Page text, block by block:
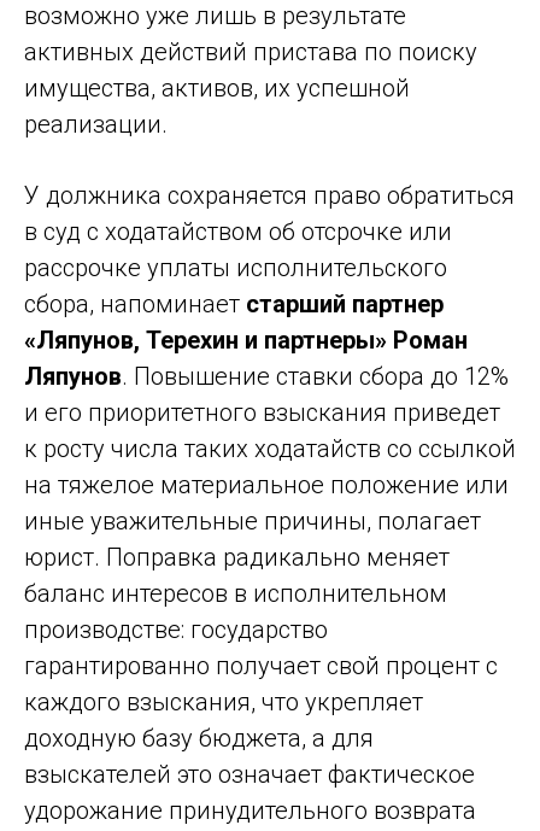
возможно уже лишь в результате
активных действий пристава по поиску
имущества, активов, их успешной
реализации.
У должника сохраняется право обратиться
в суд с ходатайством об отсрочке или
рассрочке уплаты исполнительского
сбора, напоминает старший партнер
«Ляпунов, Терехин и партнеры» Роман
Ляпунов. Повышение ставки сбора до 12%
и его приоритетного взыскания приведет
к росту числа таких ходатайств со ссылкой
на тяжелое материальное положение или
иные уважительные причины, полагает
юрист. Поправка радикально меняет
баланс интересов в исполнительном
производстве: государство
гарантированно получает свой процент с
каждого взыскания, что укрепляет
доходную базу бюджета, а для
взыскателей это означает фактическое
удорожание принудительного возврата